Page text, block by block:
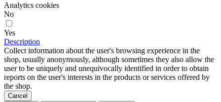
Analytics cookies
No
Yes
Description
Collect information about the user's browsing experience in the
shop, usually anonymously, although sometimes they also allow the
user to be uniquely and unequivocally identified in order to obtain
reports on the user's interests in the products or services offered by
the shop.
Cancel